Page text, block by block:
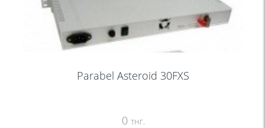
Parabel Asteroid 30FXS
0 тнг.